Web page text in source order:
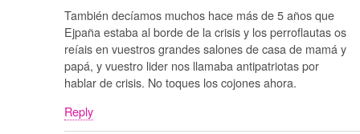
También decíamos muchos hace más de 5 años que
Ejpaña estaba al borde de la crisis y los perroflautas os
reíais en vuestros grandes salones de casa de mamá y
papá, y vuestro lider nos llamaba antipatriotas por
hablar de crisis. No toques los cojones ahora.
Reply